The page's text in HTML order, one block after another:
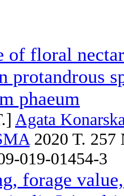
of floral
protandrous
phaeum
Agata
2020 T.
019-01454-3
forage